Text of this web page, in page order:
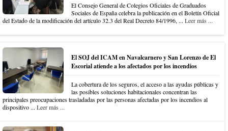
El Consejo General de Colegios Oficiales de Graduados
Sociales de España celebra la publicación en el Boletín Oficial
del Estado de la modificación del artículo 32.3 del Real Decreto 84/1996, ... Leer más ...
El SOJ del ICAM en Navalcarnero y San Lorenzo de El
Escorial atiende a los afectados por los incendios
La cobertura de los seguros, el acceso a las ayudas públicas y
las posibles soluciones habitacionales concentran las
principales preocupaciones trasladadas por las personas afectadas por los incendios al
dispositivo ... Leer más ...